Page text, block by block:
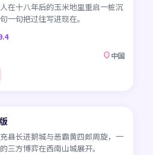
在十八年后的玉米地里重启一桩沉
一句把过往写进现在。
中国
县长进鹅城与恶霸黄四郎周旋，一
三方博弈在西南山城展开。